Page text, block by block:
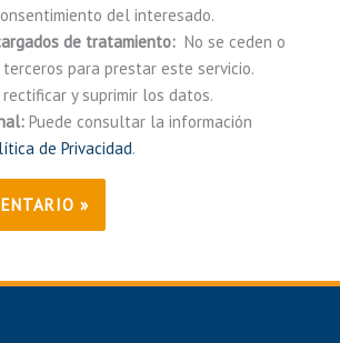
del interesado.
de tratamiento: No se ceden o
para prestar este servicio.
rectificar y suprimir los datos.
Puede consultar la información
de Privacidad.